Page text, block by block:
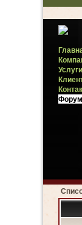
Услуги
Форум